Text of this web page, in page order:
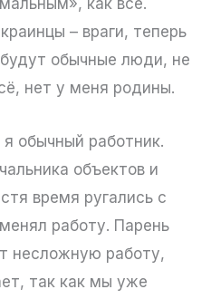
как все.
– враги, теперь
обычные люди, не
нет у меня родины.
обычный работник.
объектов и
время ругались с
работу. Парень
несложную работу,
так как мы уже